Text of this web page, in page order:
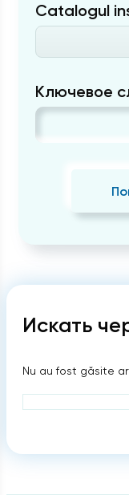
Catalogul
Ключевое
Искать
Nu au fost găsite